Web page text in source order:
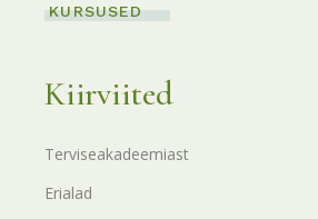
KURSUSED
Kiirviited
Terviseakadeemiast
Erialad